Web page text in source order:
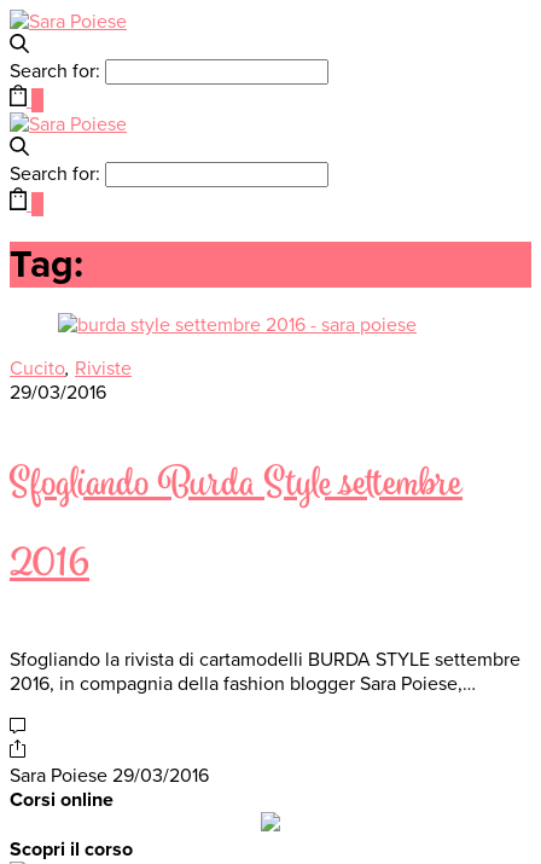
Search for:
Search for:
Tag:
Cucito, Riviste
29/03/2016
Sfogliando Burda Style settembre
2016
Sfogliando la rivista di cartamodelli BURDA STYLE settembre
2016, in compagnia della fashion blogger Sara Poiese,…
Sara Poiese 29/03/2016
Corsi online
Scopri il corso